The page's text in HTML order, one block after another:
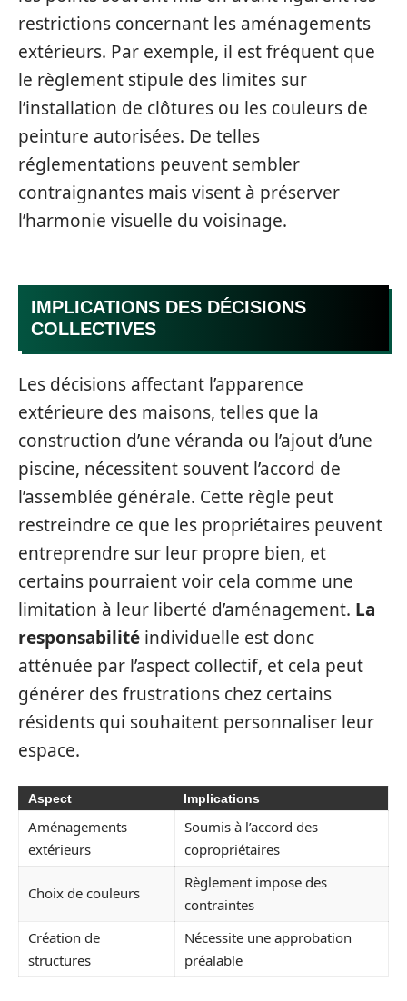
restrictions concernant les aménagements
extérieurs. Par exemple, il est fréquent que
le règlement stipule des limites sur
l’installation de clôtures ou les couleurs de
peinture autorisées. De telles
réglementations peuvent sembler
contraignantes mais visent à préserver
l’harmonie visuelle du voisinage.
IMPLICATIONS DES DÉCISIONS
COLLECTIVES
Les décisions affectant l’apparence
extérieure des maisons, telles que la
construction d’une véranda ou l’ajout d’une
piscine, nécessitent souvent l’accord de
l’assemblée générale. Cette règle peut
restreindre ce que les propriétaires peuvent
entreprendre sur leur propre bien, et
certains pourraient voir cela comme une
limitation à leur liberté d’aménagement. La
responsabilité individuelle est donc
atténuée par l’aspect collectif, et cela peut
générer des frustrations chez certains
résidents qui souhaitent personnaliser leur
espace.
Aspect Implications
Aménagements
extérieurs
Soumis à l’accord des
copropriétaires
Choix de couleurs
Règlement impose des
contraintes
Création de
structures
Nécessite une approbation
préalable